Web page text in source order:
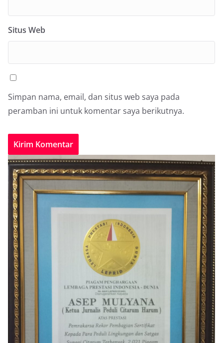
Situs Web
Simpan nama, email, dan situs web saya pada
peramban ini untuk komentar saya berikutnya.